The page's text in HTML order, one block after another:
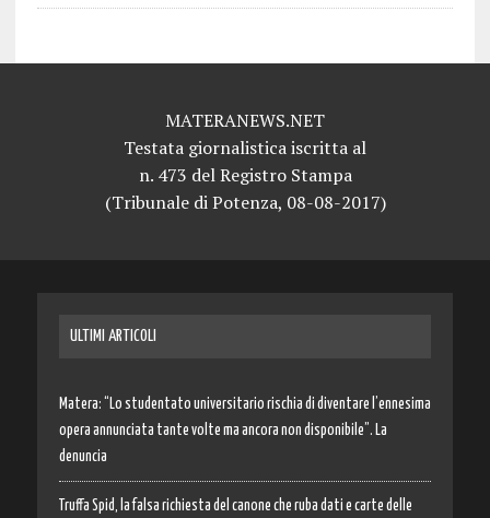
MATERANEWS.NET
Testata giornalistica iscritta al
n. 473 del Registro Stampa
(Tribunale di Potenza, 08-08-2017)
ULTIMI ARTICOLI
Matera: “Lo studentato universitario rischia di diventare l’ennesima
opera annunciata tante volte ma ancora non disponibile”. La
denuncia
Truffa Spid, la falsa richiesta del canone che ruba dati e carte delle